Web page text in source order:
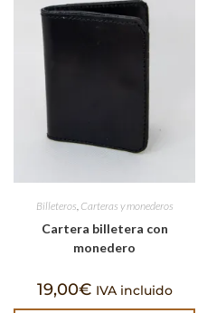
Billeteros Carteras y monederos
Cartera billetera con
monedero
19,00€ IVA incluido